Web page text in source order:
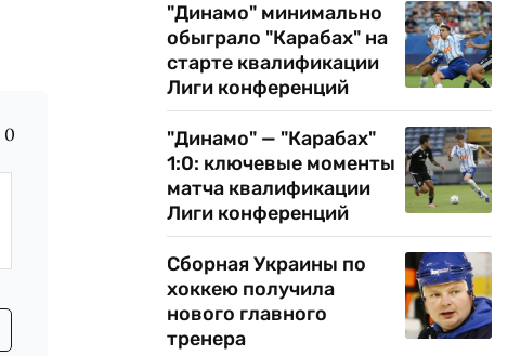
0
"Динамо" минимально
обыграло "Карабах" на
старте квалификации
Лиги конференций
"Динамо" — "Карабах"
1:0: ключевые моменты
матча квалификации
Лиги конференций
Сборная Украины по
хоккею получила
нового главного
тренера